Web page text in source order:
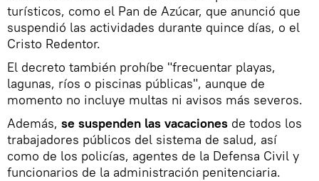
turísticos, como el Pan de Azúcar, que anunció que
suspendió las actividades durante quince días, o el
Cristo Redentor.
El decreto también prohíbe "frecuentar playas,
lagunas, ríos o piscinas públicas", aunque de
momento no incluye multas ni avisos más severos.
Además, se suspenden las vacaciones de todos los
trabajadores públicos del sistema de salud, así
como de los policías, agentes de la Defensa Civil y
funcionarios de la administración penitenciaria.